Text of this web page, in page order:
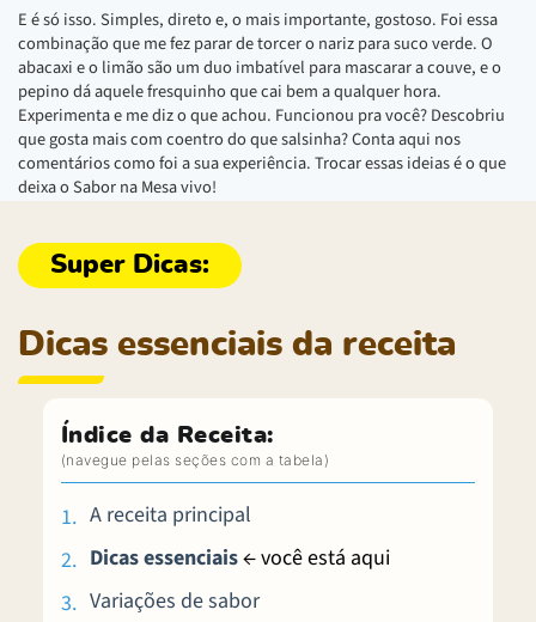
E é só isso. Simples, direto e, o mais importante, gostoso. Foi essa
combinação que me fez parar de torcer o nariz para suco verde. O
abacaxi e o limão são um duo imbatível para mascarar a couve, e o
pepino dá aquele fresquinho que cai bem a qualquer hora.
Experimenta e me diz o que achou. Funcionou pra você? Descobriu
que gosta mais com coentro do que salsinha? Conta aqui nos
comentários como foi a sua experiência. Trocar essas ideias é o que
deixa o Sabor na Mesa vivo!
Dicas essenciais da receita
Índice da Receita:
A receita principal
Dicas essenciais← você está aqui
Variações de sabor